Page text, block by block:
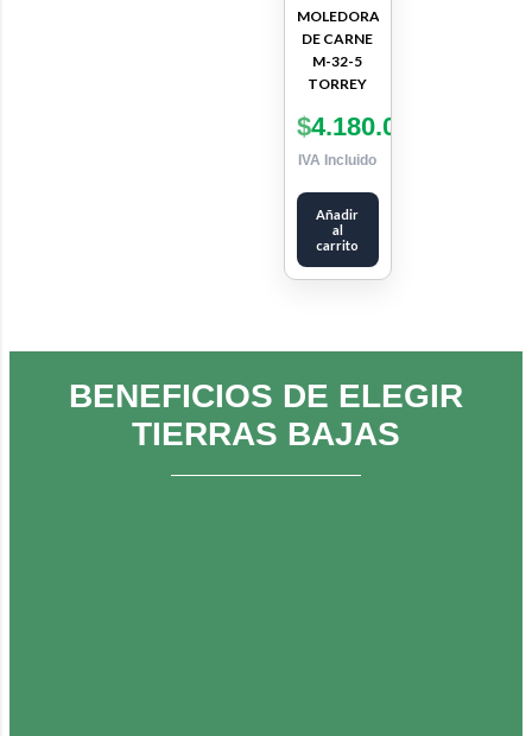
MOLEDORA
DE CARNE
M-32-5
TORREY
$4.180.000
IVA Incluido
Añadir
al
carrito
BENEFICIOS DE ELEGIR
TIERRAS BAJAS